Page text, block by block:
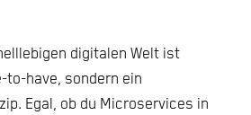
digitalen Welt ist
to-have, sondern ein
Egal, ob du Microservices in